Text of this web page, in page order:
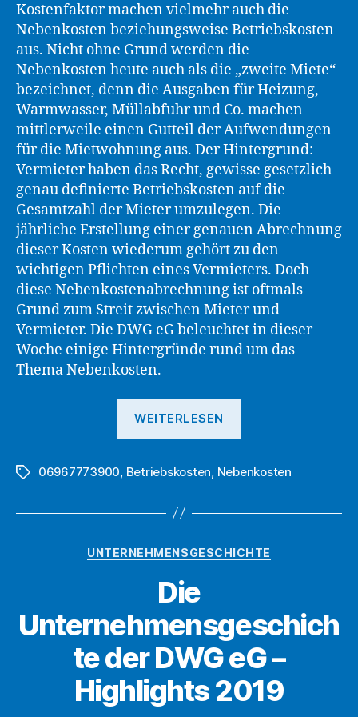
Kostenfaktor machen vielmehr auch die
Nebenkosten beziehungsweise Betriebskosten
aus. Nicht ohne Grund werden die
Nebenkosten heute auch als die „zweite Miete“
bezeichnet, denn die Ausgaben für Heizung,
Warmwasser, Müllabfuhr und Co. machen
mittlerweile einen Gutteil der Aufwendungen
für die Mietwohnung aus. Der Hintergrund:
Vermieter haben das Recht, gewisse gesetzlich
genau definierte Betriebskosten auf die
Gesamtzahl der Mieter umzulegen. Die
jährliche Erstellung einer genauen Abrechnung
dieser Kosten wiederum gehört zu den
wichtigen Pflichten eines Vermieters. Doch
diese Nebenkostenabrechnung ist oftmals
Grund zum Streit zwischen Mieter und
Vermieter. Die DWG eG beleuchtet in dieser
Woche einige Hintergründe rund um das
Thema Nebenkosten.
WEITERLESEN
Mieter
der
achten
Schlagwörter
06967773900 Betriebskosten Nebenkosten
Kategorien
UNTERNEHMENSGESCHICHTE
Die
Unternehmensgeschich
te der DWG eG –
Highlights 2019